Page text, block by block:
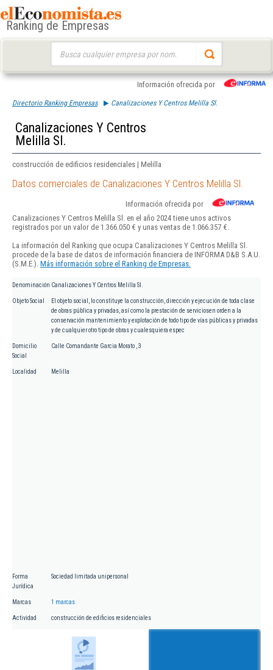
Ranking de Empresas
Información ofrecida por
Directorio Ranking Empresas Canalizaciones Y Centros Melilla Sl.
Canalizaciones Y Centros
Melilla Sl.
construcción de edificios residenciales | Melilla
Datos comerciales de Canalizaciones Y Centros Melilla Sl.
Información ofrecida por
Canalizaciones Y Centros Melilla Sl. en el año 2024 tiene unos activos
registrados por un valor de 1.366.050 € y unas ventas de 1.066.357 €.
La información del Ranking que ocupa Canalizaciones Y Centros Melilla Sl.
procede de la base de datos de información financiera de INFORMA D&B S.A.U.
(S.M.E.). Más información sobre el Ranking de Empresas.
Denominación Canalizaciones Y Centros Melilla Sl.
Objeto Social
El objeto social, lo constituye la construcción, dirección y ejecución de toda clase
de obras pública y privadas, así como la prestación de serviciosen orden a la
conservación mantenimiento y explotación de todo tipo de vías públicas y privadas
y de cualquier otro tipo de obras y cualesquiera espec
Domicilio
Social
Calle Comandante Garcia Morato , 3
Localidad Melilla
Forma
Jurídica
Sociedad limitada unipersonal
Marcas 1 marcas
Actividad construcción de edificios residenciales